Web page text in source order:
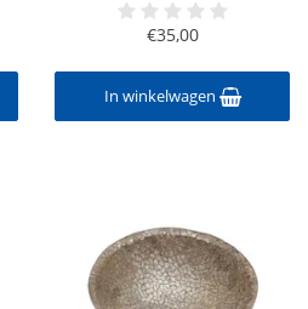
€35,00
In winkelwagen